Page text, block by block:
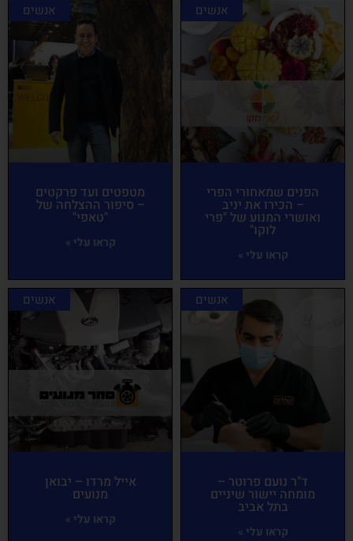
אנשים
הפנים שמאחורי הפרי
– הכירו את יניב
ואושרי המנוע של "פרי
לוקו"
קראו עלי »
אנשים
מטפטים ועד פרקטים
– סיפור ההצלחה של
"טאפי"
קראו עלי »
אנשים
ד"ר נועם פרוטר –
מומחה יישור שיניים
בתל אביב
קראו עלי »
אנשים
אייל מרדו – יבואן
מנועים
קראו עלי »